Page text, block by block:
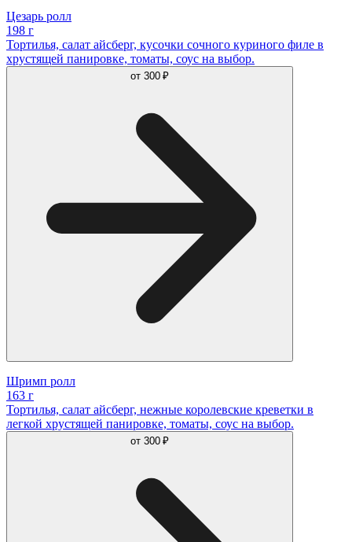
Цезарь ролл
198 г
Тортилья, салат айсберг, кусочки сочного куриного филе в
хрустящей панировке, томаты, соус на выбор.
от 300 ₽
Шримп ролл
163 г
Тортилья, салат айсберг, нежные королевские креветки в
легкой хрустящей панировке, томаты, соус на выбор.
от 300 ₽